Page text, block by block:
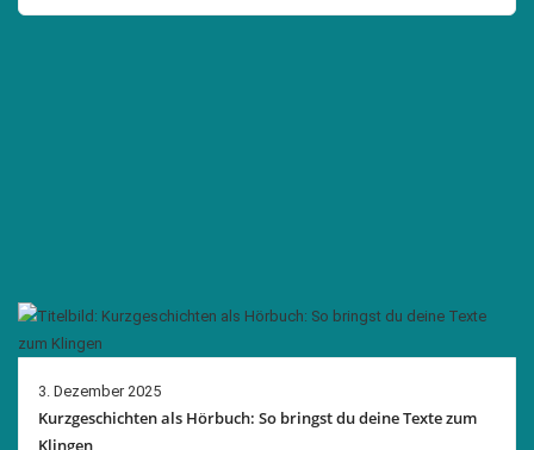
3. Dezember 2025
Kurzgeschichten als Hörbuch: So bringst du deine Texte zum
Klingen